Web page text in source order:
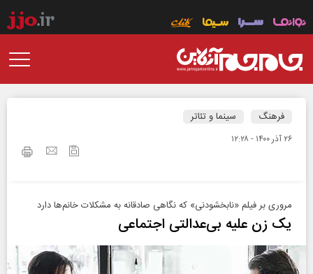
فرهنگ سینما و تئاتر
۲۶ آذر ۱۴۰۰ - ۱۲:۲۸
مروری بر فیلم «نابخشودنی» که نگاهی صادقانه به مشکلات خانم‌ها دارد
یک زن علیه بی‌عدالتی اجتماعی